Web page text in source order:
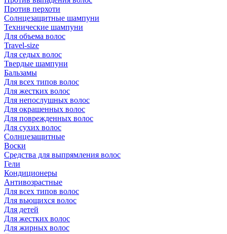
Против перхоти
Солнцезащитные шампуни
Технические шампуни
Для объема волос
Travel-size
Для седых волос
Твердые шампуни
Бальзамы
Для всех типов волос
Для жестких волос
Для непослушных волос
Для окрашенных волос
Для поврежденных волос
Для сухих волос
Солнцезащитные
Воски
Средства для выпрямления волос
Гели
Кондиционеры
Антивозрастные
Для всех типов волос
Для вьющихся волос
Для детей
Для жестких волос
Для жирных волос